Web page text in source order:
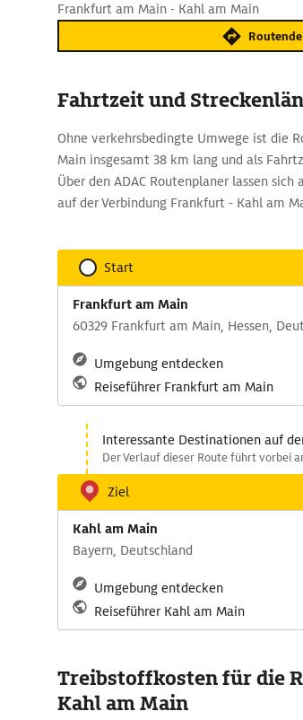
Frankfurt am Main - Kahl am Main
Fahrtzeit und
Ohne verkehrsbedingte Umwege ist die
Main insgesamt 38 km lang und als
Über den ADAC Routenplaner lassen
auf der Verbindung Frankfurt - Kahl am
Start
Frankfurt am Main
60329 Frankfurt am Main, Hessen,
Umgebung entdecken
Reiseführer Frankfurt am Main
Interessante Destinationen auf
Der Verlauf dieser Route führt vorbei
Ziel
Kahl am Main
Bayern, Deutschland
Umgebung entdecken
Reiseführer Kahl am Main
Treibstoffkosten für die
Kahl am Main